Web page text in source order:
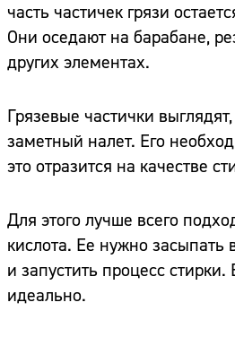
часть частичек грязи
Они оседают на барабане,
других элементах.
Грязевые частички
заметный налет. Его
это отразится на качестве
Для этого лучше всего
кислота. Ее нужно засыпать
и запустить процесс стирки.
идеально.